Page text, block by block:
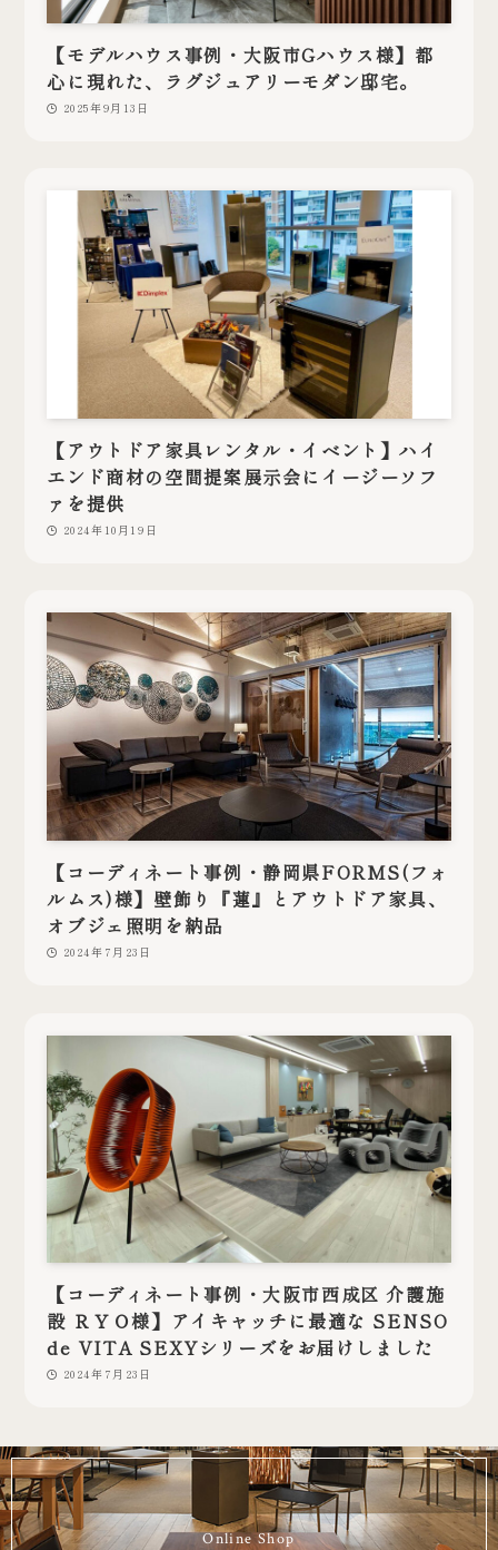
【モデルハウス事例・大阪市Gハウス様】都
心に現れた、ラグジュアリーモダン邸宅。
2025年9月13日
【アウトドア家具レンタル・イベント】ハイ
エンド商材の空間提案展示会にイージーソフ
ァを提供
2024年10月19日
【コーディネート事例・静岡県FORMS(フォ
ルムス)様】壁飾り『蓮』とアウトドア家具、
オブジェ照明を納品
2024年7月23日
【コーディネート事例・大阪市西成区 介護施
設 ＲＹＯ様】アイキャッチに最適な SENSO
de VITA SEXYシリーズをお届けしました
2024年7月23日
Online Shop